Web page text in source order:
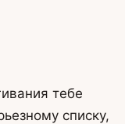
тебе
списку,